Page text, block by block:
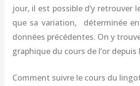
jour, il est possible d’y retrouver
que sa variation, déterminée
données précédentes. On y
graphique du cours de l’or depuis
Comment suivre le cours du lingot